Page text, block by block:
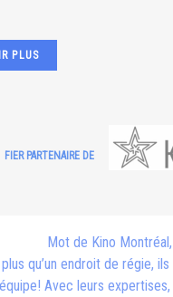
PLUS
FIER PARTENAIRE DE
Mot de Kino Montréal,
plus qu’un endroit de régie,
Avec leurs